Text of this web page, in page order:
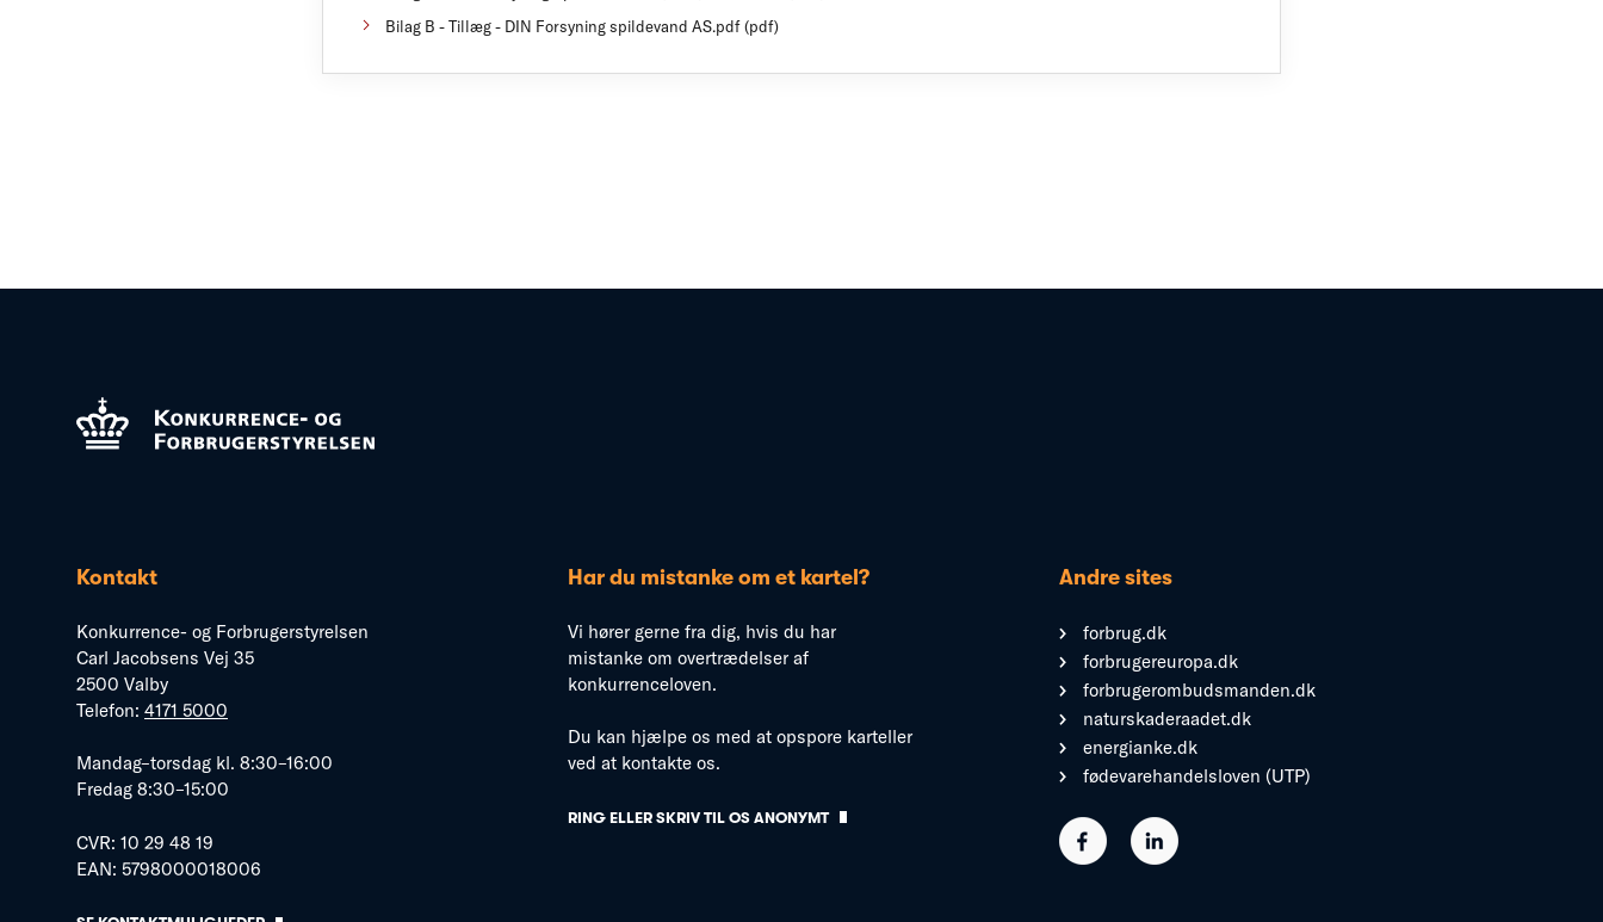
Bilag B - Tillæg - DIN Forsyning spildevand AS.pdf (pdf)
Kontakt
Konkurrence- og Forbrugerstyrelsen
Carl Jacobsens Vej 35
2500 Valby
Telefon: 4171 5000
Mandag–torsdag kl. 8:30–16:00
Fredag 8:30–15:00
CVR: 10 29 48 19
EAN: 5798000018006
Har du mistanke om et kartel?
Vi hører gerne fra dig, hvis du har
mistanke om overtrædelser af
konkurrenceloven.
Du kan hjælpe os med at opspore karteller
ved at kontakte os.
RING ELLER SKRIV TIL OS ANONYMT
Andre sites
forbrug.dk
forbrugereuropa.dk
forbrugerombudsmanden.dk
naturskaderaadet.dk
energianke.dk
fødevarehandelsloven (UTP)